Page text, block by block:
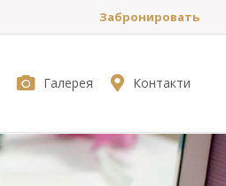
Забронировать
Галерея Контакти